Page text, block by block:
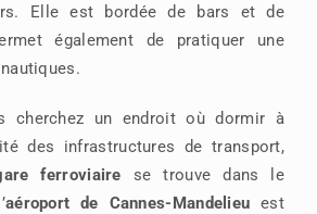
Elle est bordée de bars et de
également de pratiquer une
cherchez un endroit où dormir à
des infrastructures de transport,
ferroviaire se trouve dans le
aéroport de Cannes-Mandelieu est